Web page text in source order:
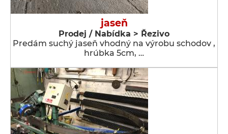
jaseň
Prodej / Nabídka > Řezivo
Predám suchý jaseň vhodný na výrobu schodov ,
hrúbka 5cm, …